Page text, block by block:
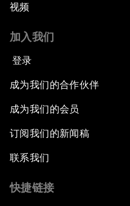
视频
加入我们
登录
成为我们的合作伙伴
成为我们的会员
订阅我们的新闻稿
联系我们
快捷链接